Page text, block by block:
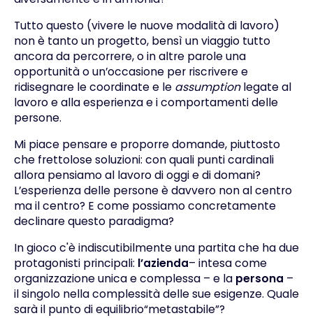
Tutto questo (vivere le nuove modalità di lavoro)
non è tanto un progetto, bensì un viaggio tutto
ancora da percorrere, o in altre parole una
opportunità o un’occasione per riscrivere e
ridisegnare le coordinate e le assumptionlegate al
lavoro e alla esperienza e i comportamenti delle
persone.
Mi piace pensare e proporre domande, piuttosto
che frettolose soluzioni: con quali punti cardinali
allora pensiamo al lavoro di oggi e di domani?
L’esperienza delle persone è davvero non al centro
ma il centro? E come possiamo concretamente
declinare questo paradigma?
In gioco c'è indiscutibilmente una partita che ha due
protagonisti principali: l’azienda– intesa come
organizzazione unica e complessa – e la persona –
il singolo nella complessità delle sue esigenze. Quale
sarà il punto di equilibrio“metastabile”?